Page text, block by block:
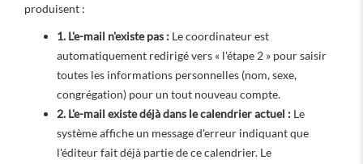
produisent :
1. L'e-mail n'existe pas : Le coordinateur est
automatiquement redirigé vers « l'étape 2 » pour saisir
toutes les informations personnelles (nom, sexe,
congrégation) pour un tout nouveau compte.
2. L'e-mail existe déjà dans le calendrier actuel : Le
système affiche un message d'erreur indiquant que
l'éditeur fait déjà partie de ce calendrier. Le